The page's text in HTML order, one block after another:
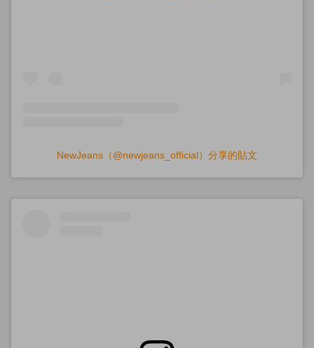
NewJeans（@newjeans_official）分享的貼文